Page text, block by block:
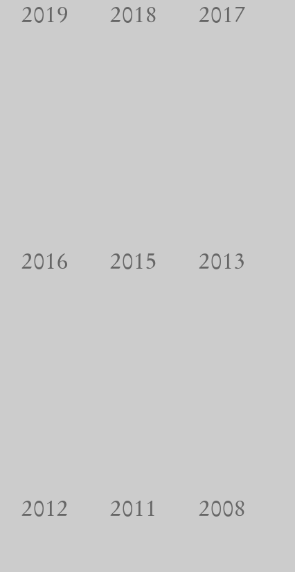
2019 2018 2017
2016 2015 2013
2012 2011 2008